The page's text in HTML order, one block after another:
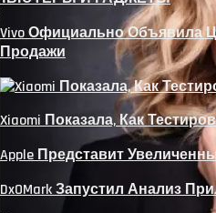
Vivo Официально Объявила
Продажи
Xiaomi Показала, Как
Apple Представит
DxOMark Запустил Анализ
Снимками